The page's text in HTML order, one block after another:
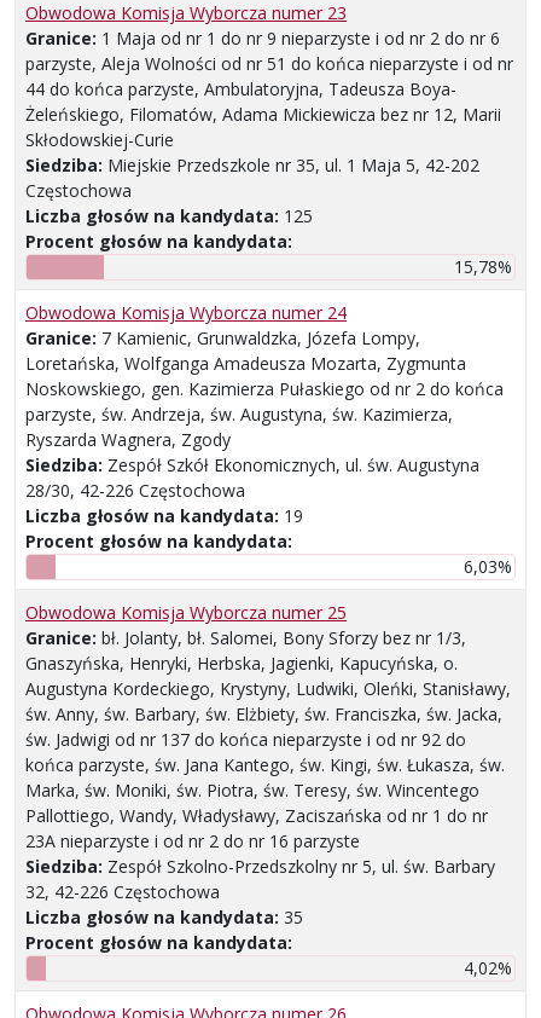
Obwodowa Komisja Wyborcza numer 23
Granice: 1 Maja od nr 1 do nr 9 nieparzyste i od nr 2 do nr 6
parzyste, Aleja Wolności od nr 51 do końca nieparzyste i od nr
44 do końca parzyste, Ambulatoryjna, Tadeusza Boya-
Żeleńskiego, Filomatów, Adama Mickiewicza bez nr 12, Marii
Skłodowskiej-Curie
Siedziba: Miejskie Przedszkole nr 35, ul. 1 Maja 5, 42-202
Częstochowa
Liczba głosów na kandydata: 125
Procent głosów na kandydata:
15,78%
Obwodowa Komisja Wyborcza numer 24
Granice: 7 Kamienic, Grunwaldzka, Józefa Lompy,
Loretańska, Wolfganga Amadeusza Mozarta, Zygmunta
Noskowskiego, gen. Kazimierza Pułaskiego od nr 2 do końca
parzyste, św. Andrzeja, św. Augustyna, św. Kazimierza,
Ryszarda Wagnera, Zgody
Siedziba: Zespół Szkół Ekonomicznych, ul. św. Augustyna
28/30, 42-226 Częstochowa
Liczba głosów na kandydata: 19
Procent głosów na kandydata:
6,03%
Obwodowa Komisja Wyborcza numer 25
Granice: bł. Jolanty, bł. Salomei, Bony Sforzy bez nr 1/3,
Gnaszyńska, Henryki, Herbska, Jagienki, Kapucyńska, o.
Augustyna Kordeckiego, Krystyny, Ludwiki, Oleńki, Stanisławy,
św. Anny, św. Barbary, św. Elżbiety, św. Franciszka, św. Jacka,
św. Jadwigi od nr 137 do końca nieparzyste i od nr 92 do
końca parzyste, św. Jana Kantego, św. Kingi, św. Łukasza, św.
Marka, św. Moniki, św. Piotra, św. Teresy, św. Wincentego
Pallottiego, Wandy, Władysławy, Zaciszańska od nr 1 do nr
23A nieparzyste i od nr 2 do nr 16 parzyste
Siedziba: Zespół Szkolno-Przedszkolny nr 5, ul. św. Barbary
32, 42-226 Częstochowa
Liczba głosów na kandydata: 35
Procent głosów na kandydata:
4,02%